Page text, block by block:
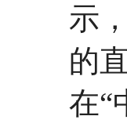
示
的
在“